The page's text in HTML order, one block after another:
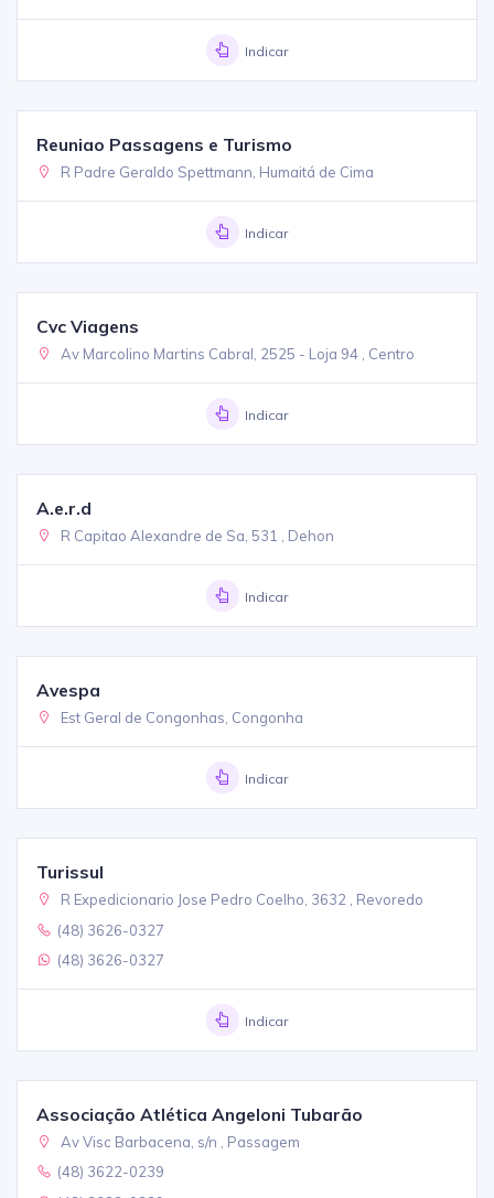
Indicar
Reuniao Passagens e Turismo
R Padre Geraldo Spettmann, Humaitá de Cima
Indicar
Cvc Viagens
Av Marcolino Martins Cabral, 2525 - Loja 94 , Centro
Indicar
A.e.r.d
R Capitao Alexandre de Sa, 531 , Dehon
Indicar
Avespa
Est Geral de Congonhas, Congonha
Indicar
Turissul
R Expedicionario Jose Pedro Coelho, 3632 , Revoredo
(48) 3626-0327
(48) 3626-0327
Indicar
Associação Atlética Angeloni Tubarão
Av Visc Barbacena, s/n , Passagem
(48) 3622-0239